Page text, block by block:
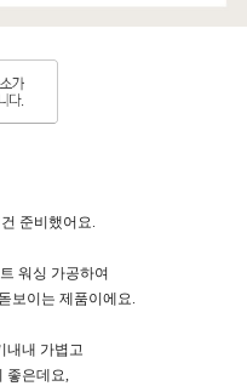
준비했어요.
워싱 가공하여
보이는 제품이에요.
내내 가볍고
좋은데요,